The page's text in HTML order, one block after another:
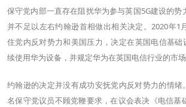
保守党内部一直存在阻扰华为参与英国5G建设的势
并不足以左右约翰逊首相做出相关决定。2020年1
住党内反对势力和美国压力，决定在英国电信基础
续使用华为设备，并规定华为在英国电信行业的市场
约翰逊的决定并没有成功安抚党内反对势力的情绪
名保守党议员不顾党鞭要求，在议会表决《电信基